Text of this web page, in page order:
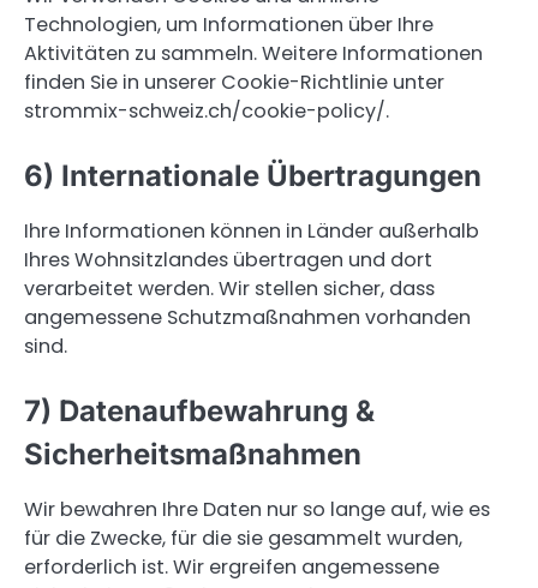
Technologien, um Informationen über Ihre
Aktivitäten zu sammeln. Weitere Informationen
finden Sie in unserer Cookie-Richtlinie unter
strommix-schweiz.ch/cookie-policy/.
6) Internationale Übertragungen
Ihre Informationen können in Länder außerhalb
Ihres Wohnsitzlandes übertragen und dort
verarbeitet werden. Wir stellen sicher, dass
angemessene Schutzmaßnahmen vorhanden
sind.
7) Datenaufbewahrung &
Sicherheitsmaßnahmen
Wir bewahren Ihre Daten nur so lange auf, wie es
für die Zwecke, für die sie gesammelt wurden,
erforderlich ist. Wir ergreifen angemessene